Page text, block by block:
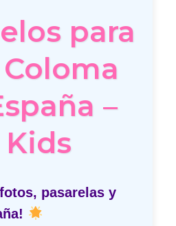
para
–
pasarelas y